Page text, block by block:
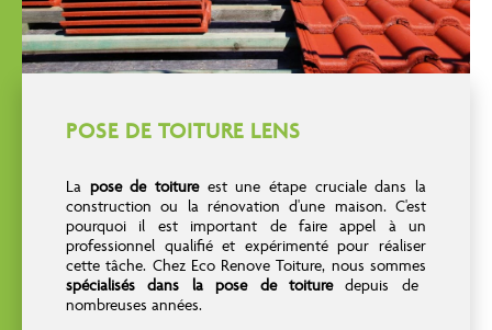
POSE DE TOITURE LENS
La pose de toitureest une étape cruciale dans la
construction ou la rénovation d'une maison. C'est
pourquoi il est important de faire appel à un
professionnel qualifié et expérimenté pour réaliser
cette tâche. Chez Eco Renove Toiture, nous sommes
spécialisés dans la pose de toituredepuis de
nombreuses années.